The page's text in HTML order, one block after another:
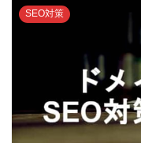
SEO対策